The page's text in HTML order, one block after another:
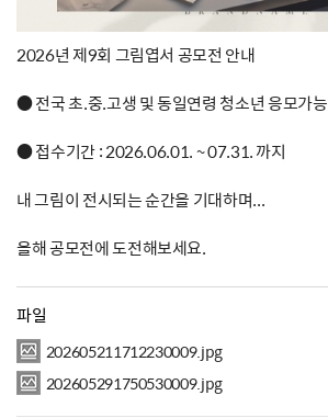
2026년 제9회 그림엽서 공모전 안내
● 전국 초.중.고생 및 동일연령 청소년 응모가능
● 접수기간 : 2026.06.01. ~ 07.31. 까지
내 그림이 전시되는 순간을 기대하며...
올해 공모전에 도전해보세요.
파일
202605211712230009.jpg
202605291750530009.jpg